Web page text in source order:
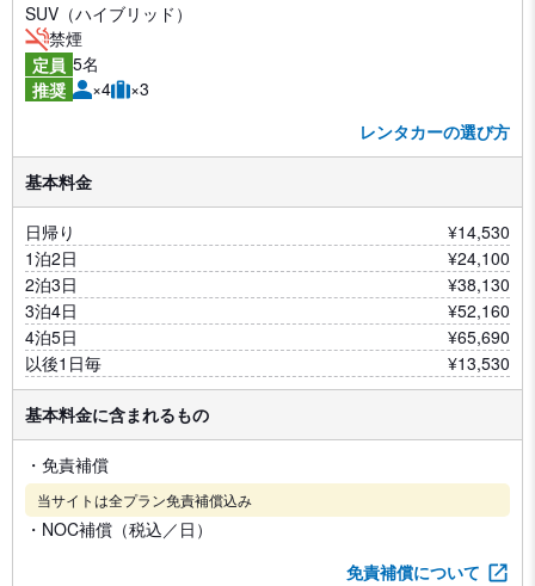
SUV（ハイブリッド）
禁煙
定員 5名
推奨
×4
×3
レンタカーの選び方
基本料金
日帰り
¥14,530
1泊2日
¥24,100
2泊3日
¥38,130
3泊4日
¥52,160
4泊5日
¥65,690
以後1日毎
¥13,530
基本料金に含まれるもの
・免責補償
当サイトは全プラン免責補償込み
・NOC補償（税込／日）
免責補償について